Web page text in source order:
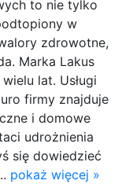
to nie tylko
w
zdrowotne,
Marka Lakus
lat. Usługi
firmy znajduje
i domowe
udrożnienia
się dowiedzieć
pokaż więcej »